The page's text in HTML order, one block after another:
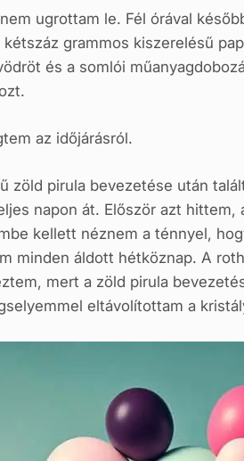
ugrottam le. Fél órával
grammos kiszerelésű
és a somlói
az időjárásról.
zöld pirula bevezetése után
napon át. Először azt
kellett néznem a ténnyel,
minden áldott hétköznap. A
mert a zöld pirula
eltávolítottam a